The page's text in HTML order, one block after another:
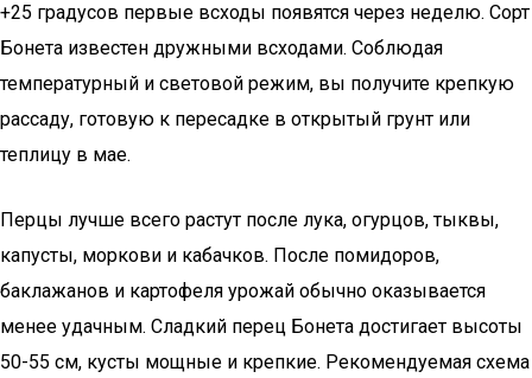
+25 градусов первые всходы появятся через неделю. Сорт
Бонета известен дружными всходами. Соблюдая
температурный и световой режим, вы получите крепкую
рассаду, готовую к пересадке в открытый грунт или
теплицу в мае.
Перцы лучше всего растут после лука, огурцов, тыквы,
капусты, моркови и кабачков. После помидоров,
баклажанов и картофеля урожай обычно оказывается
менее удачным. Сладкий перец Бонета достигает высоты
50-55 см, кусты мощные и крепкие. Рекомендуемая схема